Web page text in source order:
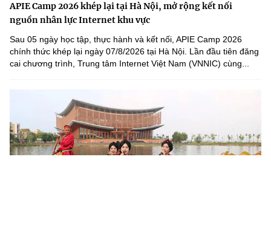
APIE Camp 2026 khép lại tại Hà Nội, mở rộng kết nối
nguồn nhân lực Internet khu vực
Sau 05 ngày học tập, thực hành và kết nối, APIE Camp 2026
chính thức khép lại ngày 07/8/2026 tại Hà Nội. Lần đầu tiên đăng
cai chương trình, Trung tâm Internet Việt Nam (VNNIC) cùng...